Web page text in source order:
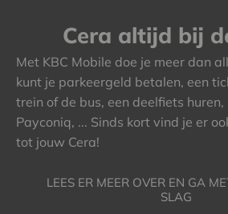
Cera altijd bij
Met KBC Mobile doe je meer dan
kunt je parkeergeld betalen, een
trein of de bus, een deelfiets
Payconiq, ... Sinds kort vind je er
tot jouw Cera!
LEES ER MEER OVER EN GA
SLAG